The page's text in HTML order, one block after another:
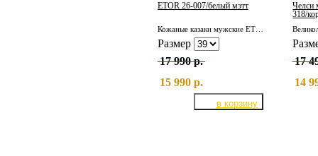
ETOR 26-007/белый мэтт
Кожаные казаки мужские ETOR 26-007/белый мэтт
Размер
17 990 р.
15 990 р.
Челси
318/
17
14